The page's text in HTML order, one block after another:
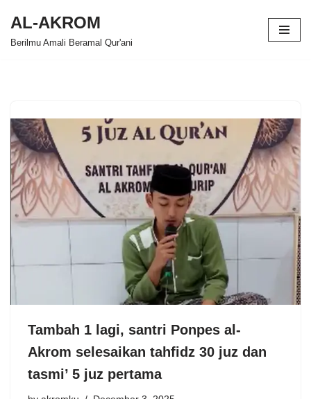
Skip
AL-AKROM
Berilmu Amali Beramal Qur'ani
Tambah 1 lagi, santri Ponpes al-
Akrom selesaikan tahfidz 30 juz dan
tasmi’ 5 juz pertama